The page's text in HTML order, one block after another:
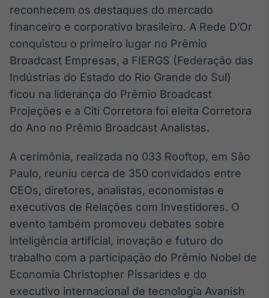
Plataforma para
ativos
Broadcast
Datafeed
APIs para
integração de
dados
Broadcast
Ticker
Cotações e
headlines de
notícias
Broadcast
Widgets
Componentes
para conteúdos e
reconhecem os destaques do mercado
financeiro e corporativo brasileiro. A Rede D’Or
conquistou o primeiro lugar no Prêmio
Broadcast Empresas, a FIERGS (Federação das
Indústrias do Estado do Rio Grande do Sul)
ficou na liderança do Prêmio Broadcast
Projeções e a Citi Corretora foi eleita Corretora
do Ano no Prêmio Broadcast Analistas.
A cerimônia, realizada no 033 Rooftop, em São
Paulo, reuniu cerca de 350 convidados entre
CEOs, diretores, analistas, economistas e
executivos de Relações com Investidores. O
evento também promoveu debates sobre
inteligência artificial, inovação e futuro do
trabalho com a participação do Prêmio Nobel de
Economia Christopher Pissarides e do
executivo internacional de tecnologia Avanish